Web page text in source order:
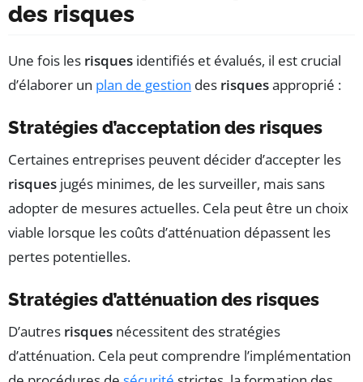
des risques
Une fois les risques identifiés et évalués, il est crucial
d’élaborer un plan de gestion des risquesapproprié :
Stratégies d’acceptation des risques
Certaines entreprises peuvent décider d’accepter les
risques jugés minimes, de les surveiller, mais sans
adopter de mesures actuelles. Cela peut être un choix
viable lorsque les coûts d’atténuation dépassent les
pertes potentielles.
Stratégies d’atténuation des risques
D’autres risques nécessitent des stratégies
d’atténuation. Cela peut comprendre l’implémentation